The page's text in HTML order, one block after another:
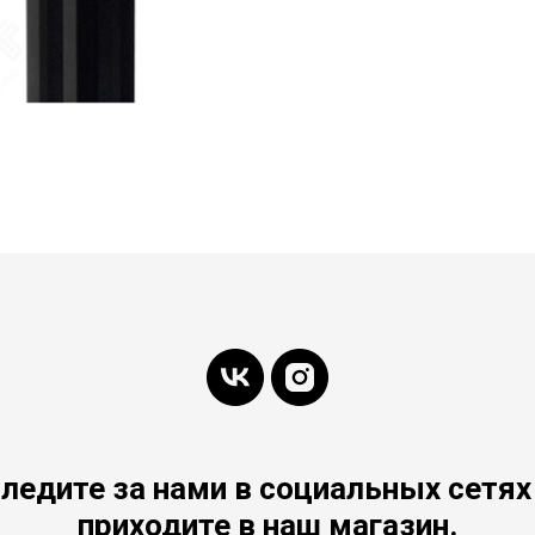
за нами в социальных
приходите в наш магазин.